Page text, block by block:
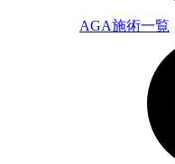
AGA施術一覧